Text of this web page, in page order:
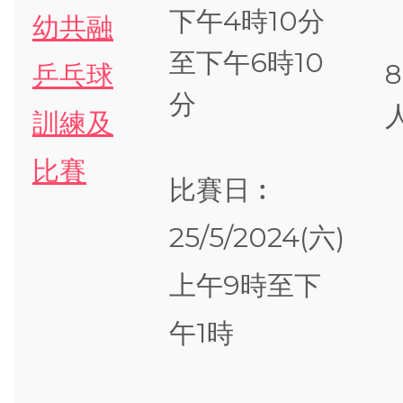
幼共融
乒乓球
訓練及
比賽
下午4時10分
至下午6時10
分
比賽日︰
25/5/2024(六)
上午9時至下
午1時
8